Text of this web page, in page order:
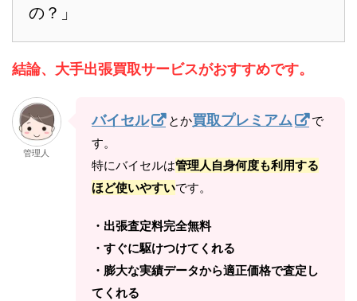
の？」
結論、大手出張買取サービスがおすすめです。
管理人
バイセル とか買取プレミアム
で
す。
特にバイセルは管理人自身何度も利用する
ほど使いやすいです。
・出張査定料完全無料
・すぐに駆けつけてくれる
・膨大な実績データから適正価格で査定し
てくれる